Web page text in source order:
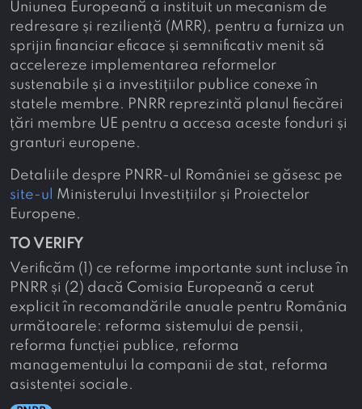
Uniunea Europeană a instituit un mecanism de
redresare și reziliență (MRR), pentru a furniza un
sprijin financiar eficace și semnificativ menit să
accelereze implementarea reformelor
sustenabile și a investițiilor publice conexe în
statele membre. PNRR reprezintă planul fiecărei
țări membre UE pentru a accesa aceste fonduri și
granturi europene.
Detaliile despre PNRR-ul României se găsesc pe
site-ul
Ministerului Investițiilor și Proiectelor
Europene.
TO VERIFY
Verificăm (1) ce reforme importante sunt incluse în
PNRR și (2) dacă Comisia Europeană a cerut
explicit în recomandările anuale pentru România
următoarele: reforma sistemului de pensii,
reforma funcției publice, reforma
managementului la companii de stat, reforma
asistenței sociale.